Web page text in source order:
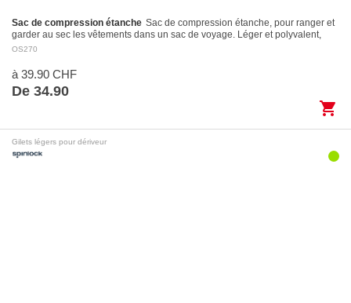
Sac de compression étanche Sac de compression étanche, pour ranger et
garder au sec les vêtements dans un sac de voyage. Léger et polyvalent,
avec fermeture Roll-Top et…
OS270
à 39.90 CHF
De 34.90
shopping_cart
Gilets légers pour dériveur